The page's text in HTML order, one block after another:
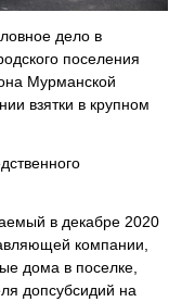
дело в
поселения
Мурманской
взятки в крупном
в декабре 2020
компании,
дома в поселке,
допсубсидий на